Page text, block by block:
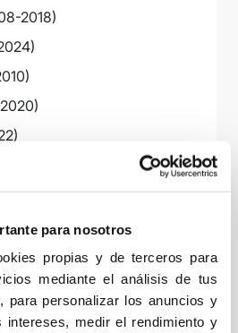
para nosotros
propias y de terceros para
mediante el análisis de tus
para personalizar los anuncios y
intereses, medir el rendimiento y
2018)